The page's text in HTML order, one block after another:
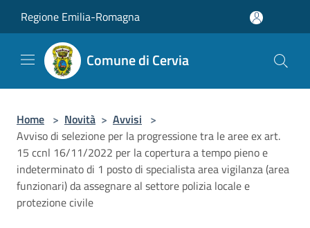
Regione Emilia-Romagna
Comune di Cervia
Home > Novità > Avvisi >
Avviso di selezione per la progressione tra le aree ex art.
15 ccnl 16/11/2022 per la copertura a tempo pieno e
indeterminato di 1 posto di specialista area vigilanza (area
funzionari) da assegnare al settore polizia locale e
protezione civile